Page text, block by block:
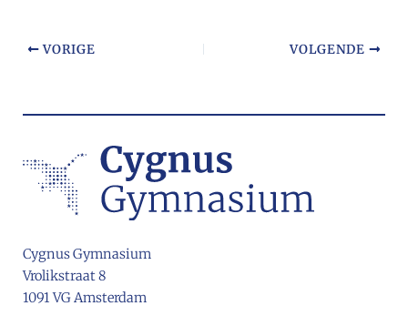
VORIGE VOLGENDE
Cygnus Gymnasium
Vrolikstraat 8
1091 VG Amsterdam